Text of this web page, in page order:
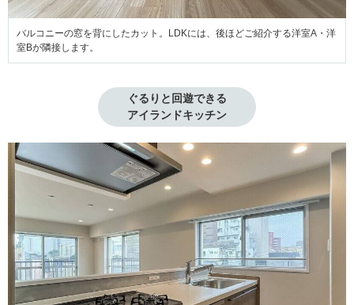
バルコニーの窓を背にしたカット。LDKには、後ほどご紹介する洋室A・洋
室Bが隣接します。
ぐるりと回遊できる
アイランドキッチン